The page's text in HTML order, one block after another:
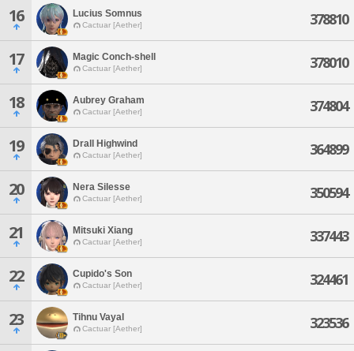
16 Lucius Somnus
Cactuar [Aether] 378810
17 Magic Conch-shell
Cactuar [Aether] 378010
18 Aubrey Graham
Cactuar [Aether] 374804
19 Drall Highwind
Cactuar [Aether] 364899
20 Nera Silesse
Cactuar [Aether] 350594
21 Mitsuki Xiang
Cactuar [Aether] 337443
22 Cupido's Son
Cactuar [Aether] 324461
23 Tihnu Vayal
Cactuar [Aether] 323536